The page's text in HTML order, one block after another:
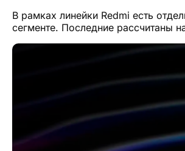
В рамках линейки Redmi есть
сегменте. Последние рассчитаны